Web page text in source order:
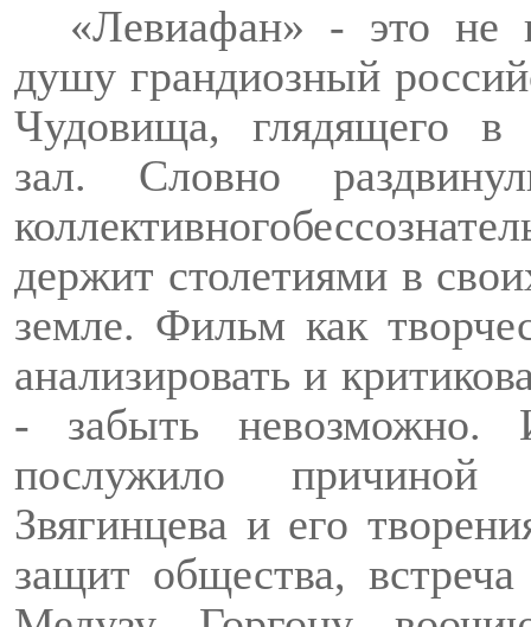
«Левиафан» - это
душу грандиозный
Чудовища, глядящего
зал. Словно
коллективного
держит столетиями в
земле. Фильм как
анализировать и
- забыть невозможно.
послужило
Звягинцева и его
защит общества,